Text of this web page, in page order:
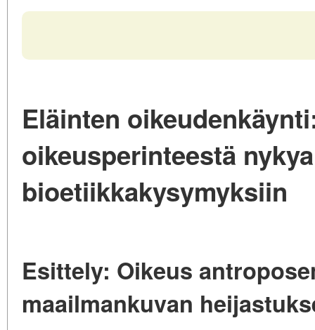
Eläinten
oikeusperinteestä
bioetiikkakysymyksiin
Esittely: Oikeus
maailmankuvan